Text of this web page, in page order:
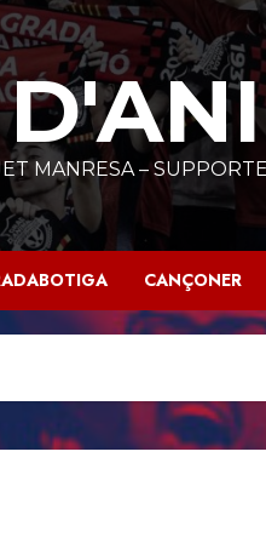
MANRESA –
CANÇONER